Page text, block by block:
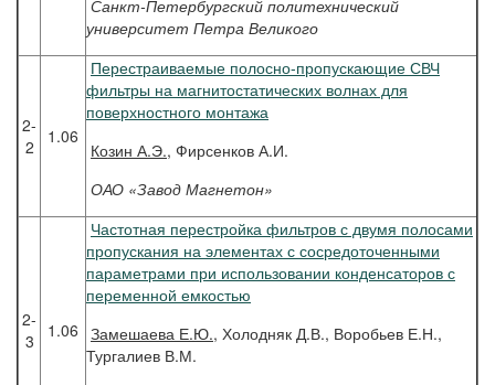
Санкт-Петербургский политехнический
университет Петра Великого
2-
2
1.06
Перестраиваемые полосно-пропускающие СВЧ
фильтры на магнитостатических волнах для
поверхностного монтажа
Козин А.Э., Фирсенков А.И.
ОАО «Завод Магнетон»
2-
3
1.06
Частотная перестройка фильтров с двумя полосами
пропускания на элементах с сосредоточенными
параметрами при использовании конденсаторов с
переменной емкостью
Замешаева Е.Ю., Холодняк Д.В., Воробьев Е.Н.,
Тургалиев В.М.